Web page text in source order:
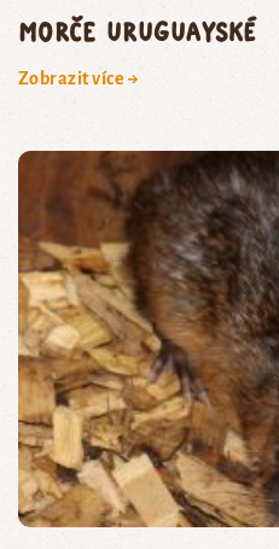
morče uruguayské
Zobrazit více →